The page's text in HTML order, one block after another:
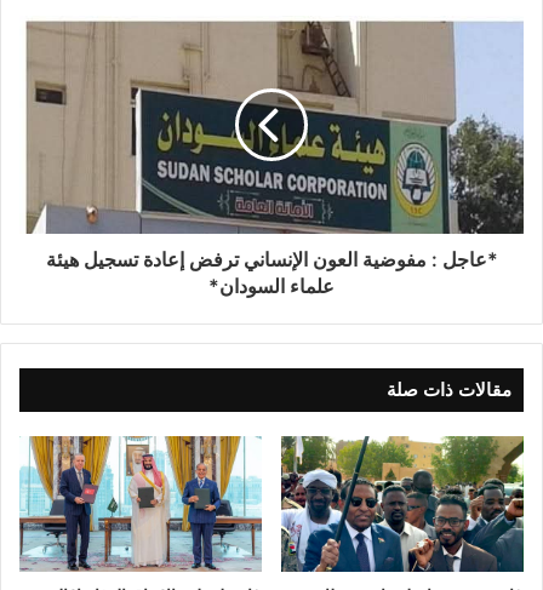
*عاجل : مفوضية العون الإنساني ترفض إعادة تسجيل هيئة
علماء السودان*
مقالات ذات صلة